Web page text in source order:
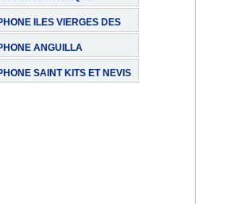
ILES VIERGES DES
ANGUILLA
SAINT KITS ET NEVIS